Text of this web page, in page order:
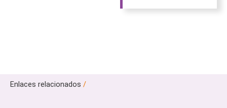
Enlaces relacionados /